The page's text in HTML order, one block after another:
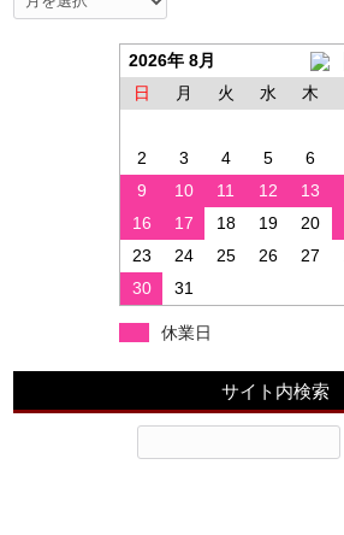
2026年 8月
日
月 火 水 木
2
3 4 5 6
9
10 11 12 13
16
17 18 19 20
23
24 25 26 27
30
31
休業日
サイト内検索